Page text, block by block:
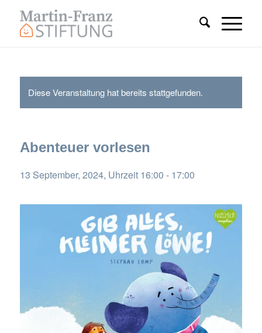
Diese Veranstaltung hat bereits stattgefunden.
Abenteuer vorlesen
13 September, 2024, Uhrzeit 16:00 - 17:00